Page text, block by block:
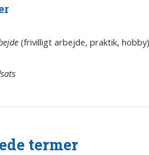
(frivilligt arbejde, praktik, hobby)
termer